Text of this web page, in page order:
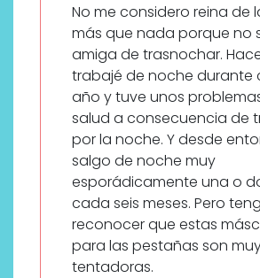
No me considero reina de
más que nada porque no
amiga de trasnochar.
trabajé de noche durante
año y tuve unos
salud a consecuencia de
por la noche. Y desde
salgo de noche muy
esporádicamente una o
cada seis meses. Pero
reconocer que estas
para las pestañas son
tentadoras.